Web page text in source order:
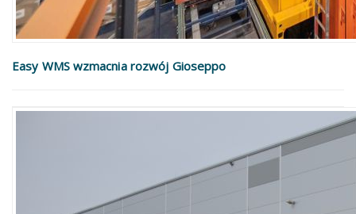
Easy WMS wzmacnia rozwój Gioseppo